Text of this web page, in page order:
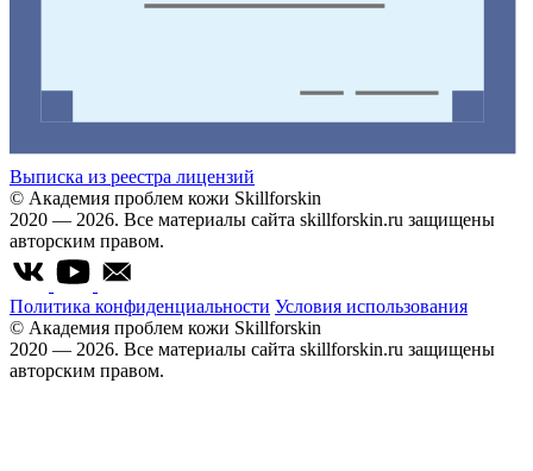
Выписка из реестра лицензий
© Академия проблем кожи Skillforskin
2020 — 2026. Все материалы сайта skillforskin.ru защищены
авторским правом.
Политика конфиденциальности Условия использования
© Академия проблем кожи Skillforskin
2020 — 2026. Все материалы сайта skillforskin.ru защищены
авторским правом.